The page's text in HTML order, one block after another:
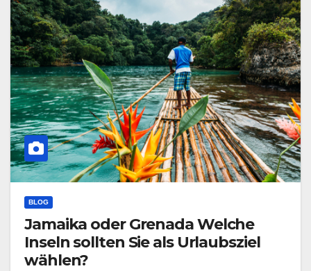
BLOG
Jamaika oder Grenada Welche
Inseln sollten Sie als Urlaubsziel
wählen?